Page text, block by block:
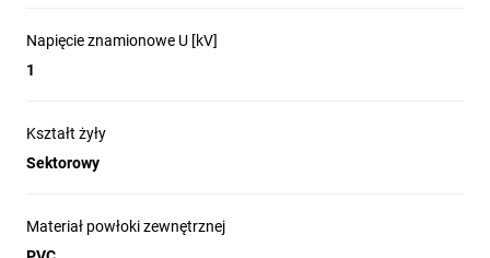
Napięcie znamionowe U [kV]
1
Kształt żyły
Sektorowy
Materiał powłoki zewnętrznej